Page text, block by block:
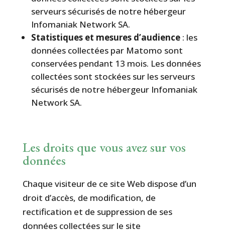
serveurs sécurisés de notre hébergeur
Infomaniak Network SA.
Statistiques et mesures d’audience: les
données collectées par Matomo sont
conservées pendant 13 mois. Les données
collectées sont stockées sur les serveurs
sécurisés de notre hébergeur Infomaniak
Network SA.
Les droits que vous avez sur vos
données
Chaque visiteur de ce site Web dispose d’un
droit d’accès, de modification, de
rectification et de suppression de ses
données collectées sur le site